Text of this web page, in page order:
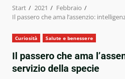
Start 2021
Febbraio
Il passero che ama l’assenzio:
Curiosità Salute e benessere
Il passero che ama
servizio della specie